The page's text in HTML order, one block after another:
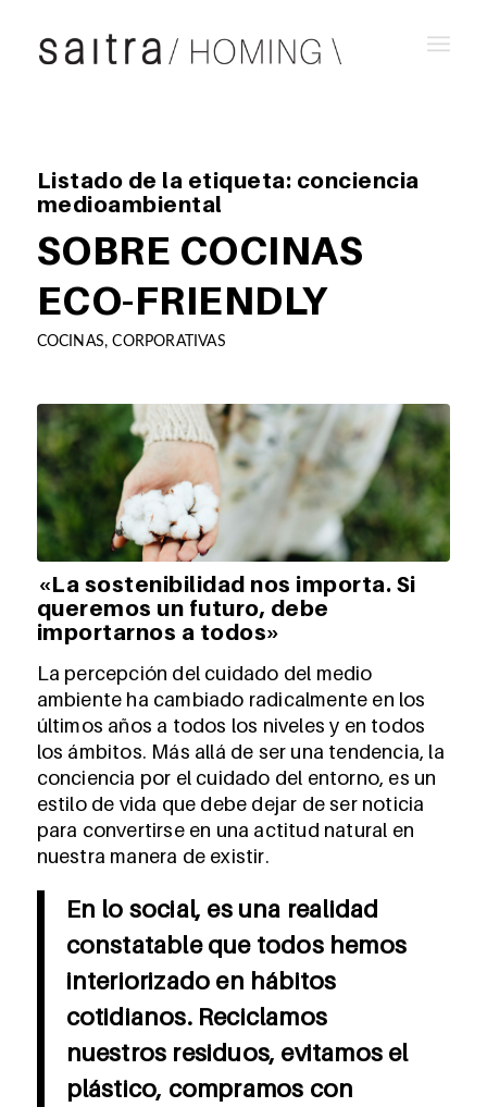
Listado de la etiqueta: conciencia
medioambiental
SOBRE COCINAS
ECO-FRIENDLY
COCINAS,CORPORATIVAS
«La sostenibilidad nos importa. Si
queremos un futuro, debe
importarnos a todos»
La percepción del cuidado del medio
ambiente ha cambiado radicalmente en los
últimos años a todos los niveles y en todos
los ámbitos. Más allá de ser una tendencia, la
conciencia por el cuidado del entorno, es un
estilo de vida que debe dejar de ser noticia
para convertirse en una actitud natural en
nuestra manera de existir.
En lo social, es una realidad
constatable que todos hemos
interiorizado en hábitos
cotidianos. Reciclamos
nuestros residuos, evitamos el
plástico, compramos con